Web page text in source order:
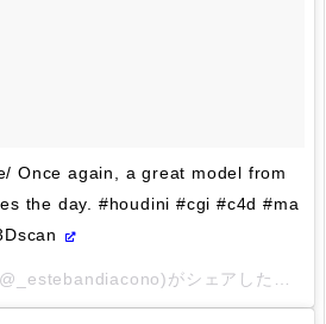
Once again, a great model from
the day. #houdini #cgi #c4d #ma